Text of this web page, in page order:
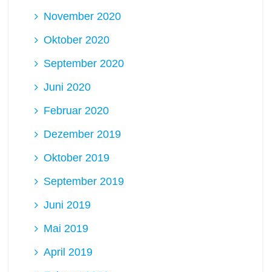
November 2020
Oktober 2020
September 2020
Juni 2020
Februar 2020
Dezember 2019
Oktober 2019
September 2019
Juni 2019
Mai 2019
April 2019